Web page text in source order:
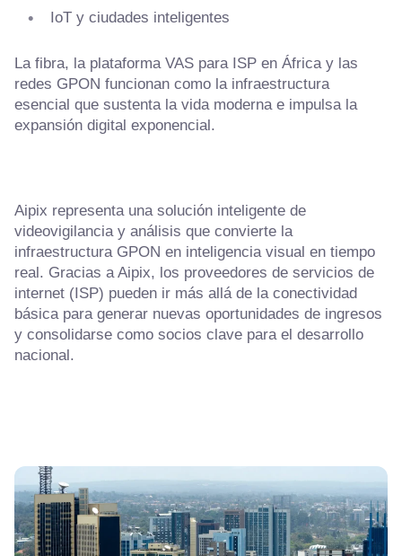
IoT y ciudades inteligentes
La fibra, la plataforma VAS para ISP en África y las
redes GPON funcionan como la infraestructura
esencial que sustenta la vida moderna e impulsa la
expansión digital exponencial.
Aipix representa una solución inteligente de
videovigilancia y análisis que convierte la
infraestructura GPON en inteligencia visual en tiempo
real. Gracias a Aipix, los proveedores de servicios de
internet (ISP) pueden ir más allá de la conectividad
básica para generar nuevas oportunidades de ingresos
y consolidarse como socios clave para el desarrollo
nacional.